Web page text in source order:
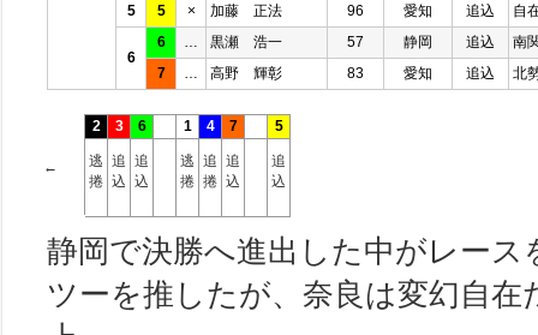
5
5 × 加藤 正法 96 愛知 追込 自
6
6 黒瀬 浩一 57 静岡 追込
南
7
高野 輝彰 83 愛知 追込 北
←
2
逃
捲
3
追
込
6
追
込
1
逃
捲
4
追
捲
7
追
込
5
追
込
静岡で決勝へ進出した中がレース
ツーを推したが、奈良は変幻自在